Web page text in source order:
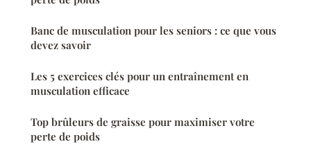
Banc de musculation pour les seniors : ce que vous
devez savoir
Les 5 exercices clés pour un entraînement en
musculation efficace
Top brûleurs de graisse pour maximiser votre
perte de poids